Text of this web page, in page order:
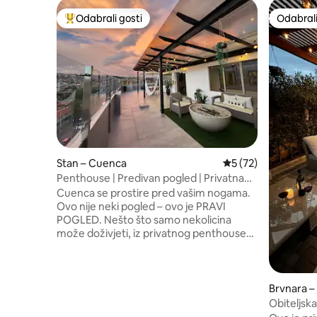
Među najviše rangiranima s oznakom „Odabrali gosti”
Odabrali gosti
Stan – Cuenca Prosječna ocjena:
5 (72)
Penthouse | Predivan pogled | Privatna
krovna terasa
Cuenca se prostire pred vašim nogama.
Ovo nije neki pogled – ovo je PRAVI
POGLED. Nešto što samo nekolicina
može doživjeti, iz privatnog penthousea
Brvnara